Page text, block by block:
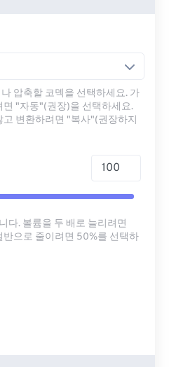
압축할 코덱을 선택하세요. 가
면 "자동"(권장)을 선택하세요.
변환하려면 "복사"(권장하지
다. 볼륨을 두 배로 늘리려면
으로 줄이려면 50%를 선택하